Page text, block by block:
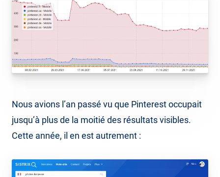
Nous avions l’an passé vu que Pinterest occupait
jusqu’à plus de la moitié des résultats visibles.
Cette année, il en est autrement :